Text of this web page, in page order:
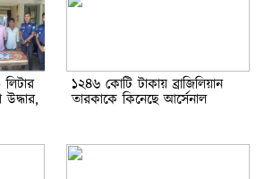
১২৪৬ কোটি টাকায় ব্রাজিলিয়ান
তারকাকে কিনেছে আর্সেনাল